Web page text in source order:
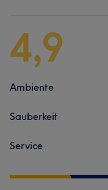
4,9
Ambiente
Sauberkeit
Service